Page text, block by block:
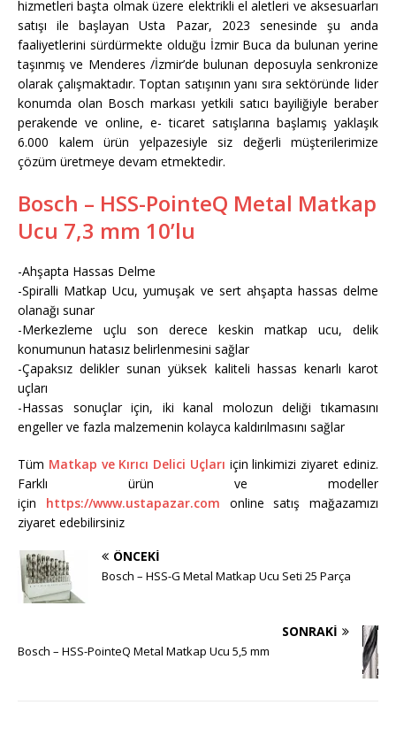
hizmetleri başta olmak üzere elektrikli el aletleri ve aksesuarları
satışı ile başlayan Usta Pazar, 2023 senesinde şu anda
faaliyetlerini sürdürmekte olduğu İzmir Buca da bulunan yerine
taşınmış ve Menderes /İzmir’de bulunan deposuyla senkronize
olarak çalışmaktadır. Toptan satışının yanı sıra sektöründe lider
konumda olan Bosch markası yetkili satıcı bayiliğiyle beraber
perakende ve online, e- ticaret satışlarına başlamış yaklaşık
6.000 kalem ürün yelpazesiyle siz değerli müşterilerimize
çözüm üretmeye devam etmektedir.
Bosch – HSS-PointeQ Metal Matkap
Ucu 7,3 mm 10’lu
-Ahşapta Hassas Delme
-Spiralli Matkap Ucu, yumuşak ve sert ahşapta hassas delme
olanağı sunar
-Merkezleme uçlu son derece keskin matkap ucu, delik
konumunun hatasız belirlenmesini sağlar
-Çapaksız delikler sunan yüksek kaliteli hassas kenarlı karot
uçları
-Hassas sonuçlar için, iki kanal molozun deliği tıkamasını
engeller ve fazla malzemenin kolayca kaldırılmasını sağlar
Tüm Matkap ve Kırıcı Delici Uçları için linkimizi ziyaret ediniz.
Farklı ürün ve modeller
için https://www.ustapazar.com online satış mağazamızı
ziyaret edebilirsiniz
ÖNCEKI
Bosch – HSS-G Metal Matkap Ucu Seti 25 Parça
SONRAKI
Bosch – HSS-PointeQ Metal Matkap Ucu 5,5 mm